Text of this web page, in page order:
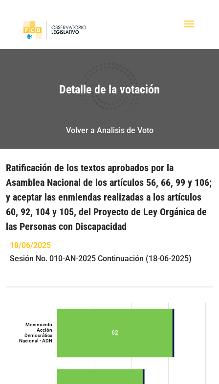
Detalle de la votación
Volver a Analisis de Voto
Ratificación de los textos aprobados por la
Asamblea Nacional de los artículos 56, 66, 99 y 106;
y aceptar las enmiendas realizadas a los artículos
60, 92, 104 y 105, del Proyecto de Ley Orgánica de
las Personas con Discapacidad
18/06/2025
Sesión No. 010-AN-2025 Continuación (18-06-2025)
62
Movimiento
Acción
Democrática
Nacional - ADN